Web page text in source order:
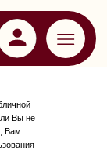
Вы не
Вам